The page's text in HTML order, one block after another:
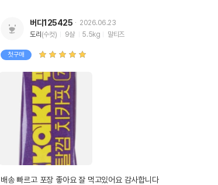
버디125425
2026.06.23
도리(수컷) 9살 5.5kg 말티즈
첫구매
배송 빠르고 포장 좋아요 잘 먹고있어요 감사합니다